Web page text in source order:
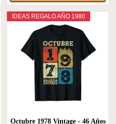
IDEAS REGALO AÑO 1980
Octubre 1978 Vintage - 46 Años